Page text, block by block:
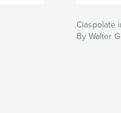
Ciaspolate
By Walter